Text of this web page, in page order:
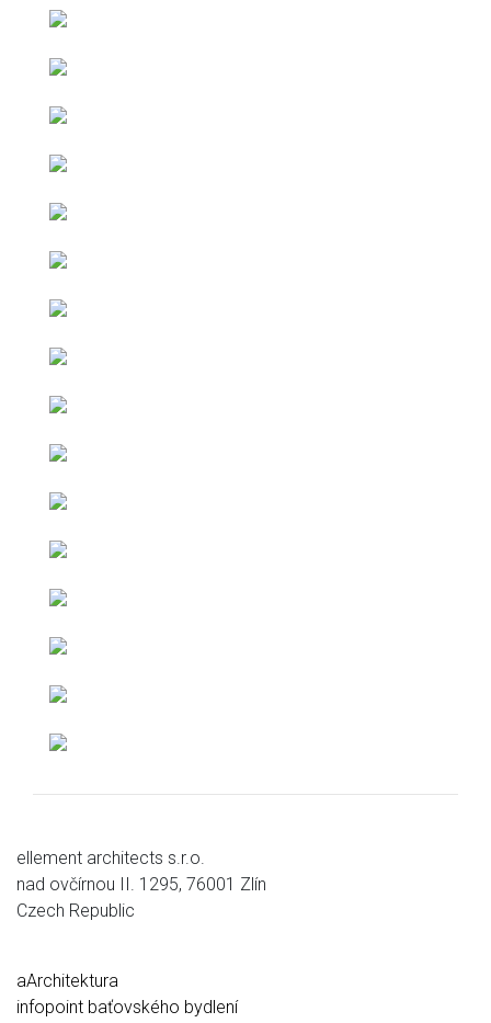
ellement architects s.r.o.
nad ovčírnou II. 1295, 76001 Zlín
Czech Republic
aArchitektura
infopoint baťovského bydlení